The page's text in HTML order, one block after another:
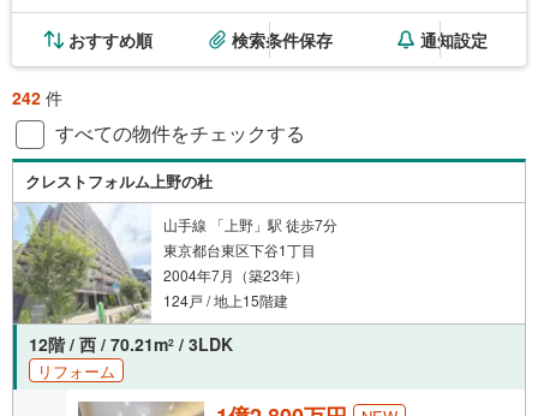
おすすめ順 検索条件保存 通知設定
242 件
すべての物件をチェックする
クレストフォルム上野の杜
山手線 「上野」駅 徒歩7分
東京都台東区下谷1丁目
2004年7月（築23年）
124戸 / 地上15階建
12階 / 西 / 70.21m2 / 3LDK
リフォーム